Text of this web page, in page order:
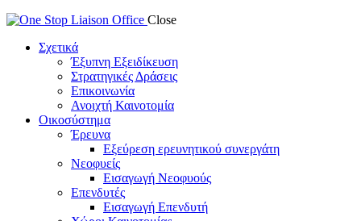
Close
Σχετικά
Έξυπνη Εξειδίκευση
Στρατηγικές Δράσεις
Επικοινωνία
Ανοιχτή Καινοτομία
Οικοσύστημα
Έρευνα
Εξεύρεση ερευνητικού συνεργάτη
Νεοφυείς
Εισαγωγή Νεοφυούς
Επενδυτές
Εισαγωγή Επενδυτή